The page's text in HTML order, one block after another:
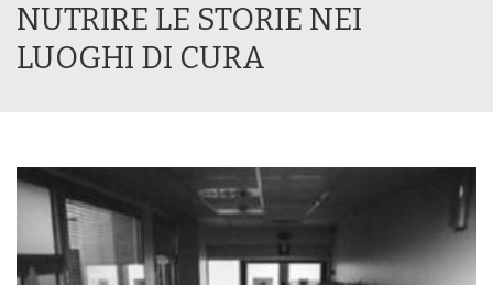
NUTRIRE LE STORIE NEI
LUOGHI DI CURA